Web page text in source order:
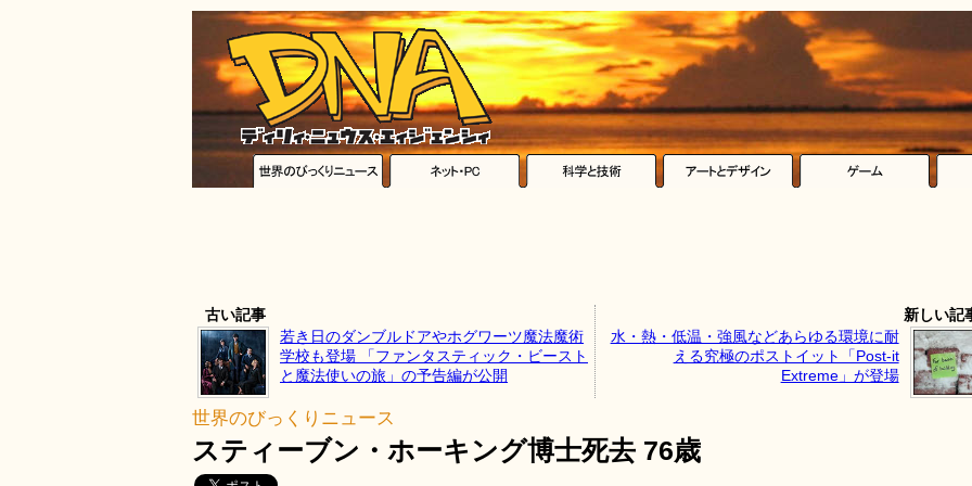
古い記事
若き日のダンブルドアやホグワーツ魔法魔術
学校も登場 「ファンタスティック・ビースト
と魔法使いの旅」の予告編が公開
新しい記
水・熱・低温・強風などあらゆる環境に耐
える究極のポストイット「Post-it
Extreme」が登場
世界のびっくりニュース
スティーブン・ホーキング博士死去 76歳